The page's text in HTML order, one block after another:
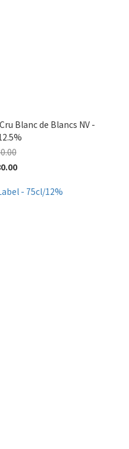
Blanc de Blancs NV -